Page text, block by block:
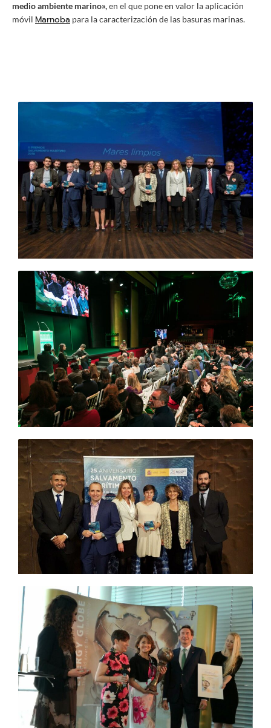
medio ambiente marino»,en el que pone en valor la aplicación
móvil Marnoba para la caracterización de las basuras marinas.